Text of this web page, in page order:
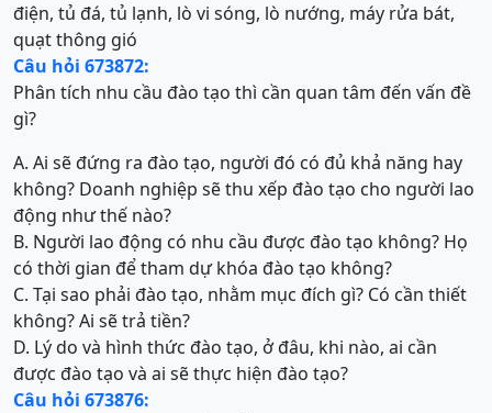
điện, tủ đá, tủ lạnh, lò vi sóng, lò nướng, máy rửa bát,
quạt thông gió
Câu hỏi 673872:
Phân tích nhu cầu đào tạo thì cần quan tâm đến vấn đề
gì?
A. Ai sẽ đứng ra đào tạo, người đó có đủ khả năng hay
không? Doanh nghiệp sẽ thu xếp đào tạo cho người lao
động như thế nào?
B. Người lao động có nhu cầu được đào tạo không? Họ
có thời gian để tham dự khóa đào tạo không?
C. Tại sao phải đào tạo, nhằm mục đích gì? Có cần thiết
không? Ai sẽ trả tiền?
D. Lý do và hình thức đào tạo, ở đâu, khi nào, ai cần
được đào tạo và ai sẽ thực hiện đào tạo?
Câu hỏi 673876: